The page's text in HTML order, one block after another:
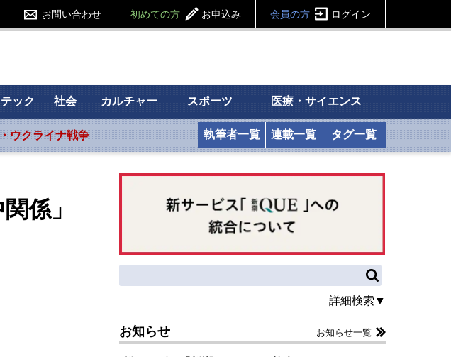
お問い合わせ 初めての方 お申込み 会員の方 ログイン
テック 社会 カルチャー スポーツ 医療・サイエンス
ウクライナ戦争 執筆者一覧 連載一覧 タグ一覧
係」
詳細検索▼
お知らせ お知らせ一覧